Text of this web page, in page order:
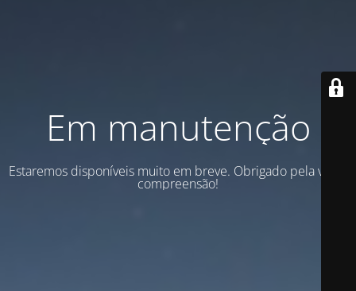
Em manutenção
Estaremos disponíveis muito em breve. Obrigado pela vossa
compreensão!